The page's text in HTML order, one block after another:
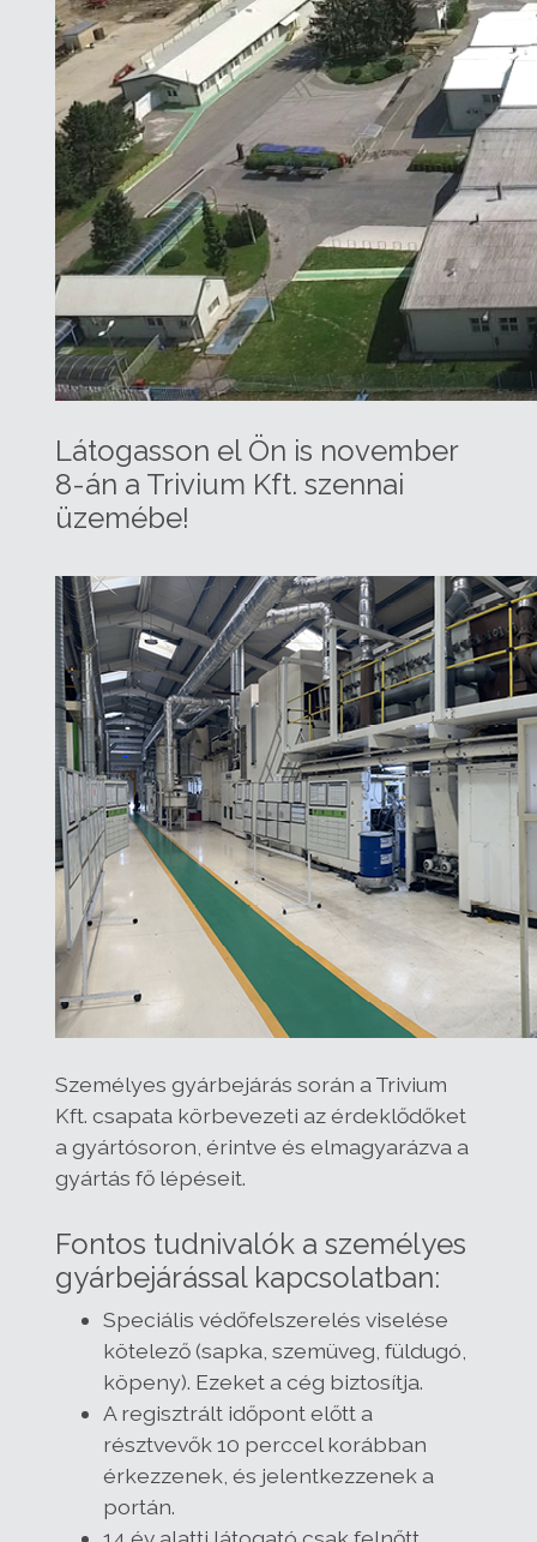
Látogasson el Ön is november
8-án a Trivium Kft. szennai
üzemébe!
Személyes gyárbejárás során a Trivium
Kft. csapata körbevezeti az érdeklődőket
a gyártósoron, érintve és elmagyarázva a
gyártás fő lépéseit.
Fontos tudnivalók a személyes
gyárbejárással kapcsolatban:
Speciális védőfelszerelés viselése
kötelező (sapka, szemüveg, füldugó,
köpeny). Ezeket a cég biztosítja.
A regisztrált időpont előtt a
résztvevők 10 perccel korábban
érkezzenek, és jelentkezzenek a
portán.